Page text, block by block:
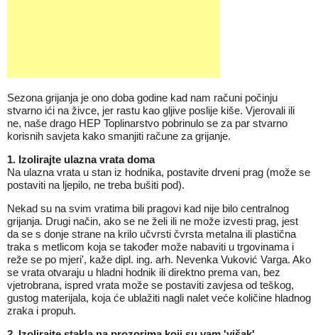
Sezona grijanja je ono doba godine kad nam računi počinju
stvarno ići na živce, jer rastu kao gljive poslije kiše. Vjerovali ili
ne, naše drago HEP Toplinarstvo pobrinulo se za par stvarno
korisnih savjeta kako smanjiti račune za grijanje.
1. Izolirajte ulazna vrata doma
Na ulazna vrata u stan iz hodnika, postavite drveni prag (može se
postaviti na ljepilo, ne treba bušiti pod).
Nekad su na svim vratima bili pragovi kad nije bilo centralnog
grijanja. Drugi način, ako se ne želi ili ne može izvesti prag, jest
da se s donje strane na krilo učvrsti čvrsta metalna ili plastična
traka s metlicom koja se također može nabaviti u trgovinama i
reže se po mjeri', kaže dipl. ing. arh. Nevenka Vuković Varga. Ako
se vrata otvaraju u hladni hodnik ili direktno prema van, bez
vjetrobrana, ispred vrata može se postaviti zavjesa od teškog,
gustog materijala, koja će ublažiti nagli nalet veće količine hladnog
zraka i propuh.